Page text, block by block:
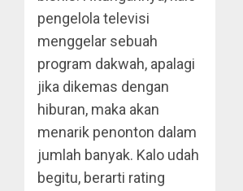
pengelola televisi
menggelar sebuah
program dakwah, apalagi
jika dikemas dengan
hiburan, maka akan
menarik penonton dalam
jumlah banyak. Kalo udah
begitu, berarti rating